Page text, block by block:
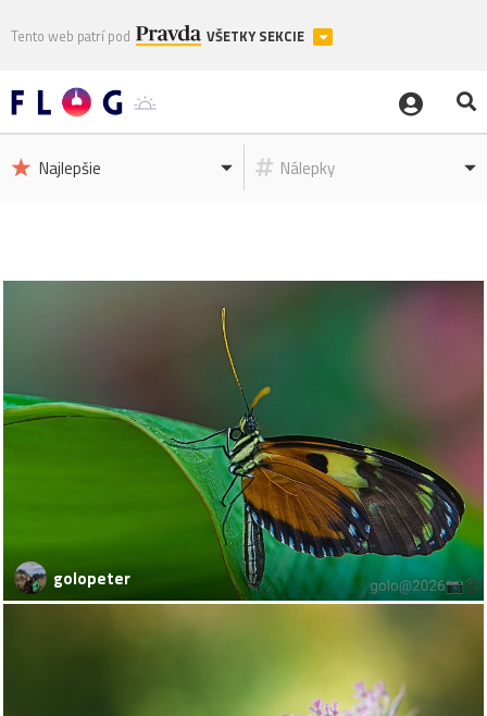
Tento web patrí pod VŠETKY SEKCIE
Najlepšie Nálepky
golopeter